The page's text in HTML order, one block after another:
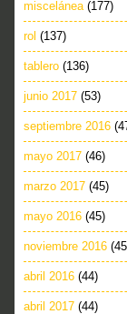
miscelánea (177)
rol (137)
tablero (136)
junio 2017 (53)
septiembre 2016
mayo 2017 (46)
marzo 2017 (45)
mayo 2016 (45)
noviembre 2016
abril 2016 (44)
abril 2017 (44)